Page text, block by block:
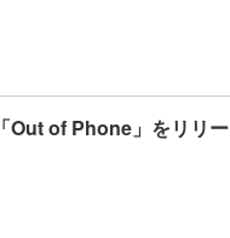
Out of Phone」をリリー